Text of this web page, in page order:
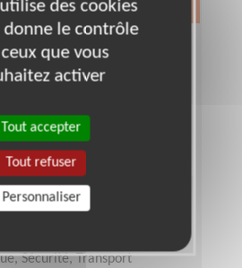
Exclusion & Pauvreté
Sécurité, Transport
des cookies
donne le contrôle
que vous
activer
Tout accepter
Tout refuser
Personnaliser